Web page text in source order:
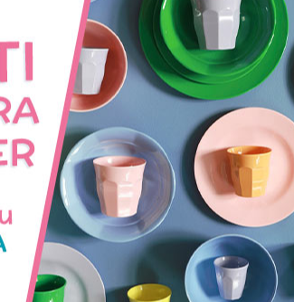
QUESTO
ANCHE: